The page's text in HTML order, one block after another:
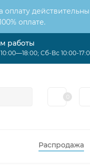
оплате.
работы
Сб-Вс 10:00-
Распродажа